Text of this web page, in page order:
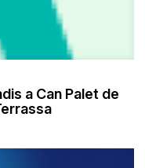
a Can Palet de